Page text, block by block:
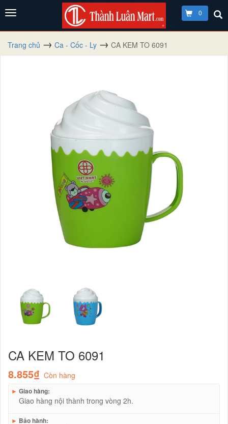
0
Trang chủ Ca - Cốc - Ly CA KEM TO 6091
CA KEM TO 6091
8.855₫ Còn hàng
► Giao hàng:
Giao hàng nội thành trong vòng 2h.
► Bảo hành: